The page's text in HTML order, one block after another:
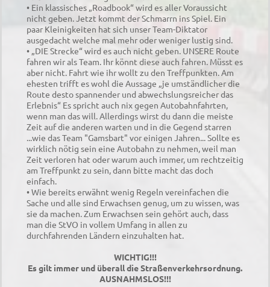
• Ein klassisches „Roadbook“ wird es aller Voraussicht
nicht geben. Jetzt kommt der Schmarrn ins Spiel. Ein
paar Kleinigkeiten hat sich unser Team-Diktator
ausgedacht welche mal mehr oder weniger lustig sind.
• „DIE Strecke“ wird es auch nicht geben. UNSERE Route
fahren wir als Team. Ihr könnt diese auch fahren. Müsst es
aber nicht. Fahrt wie ihr wollt zu den Treffpunkten. Am
ehesten trifft es wohl die Aussage „je umständlicher die
Route desto spannender und abwechslungsreicher das
Erlebnis“ Es spricht auch nix gegen Autobahnfahrten,
wenn man das will. Allerdings wirst du dann die meiste
Zeit auf die anderen warten und in die Gegend starren
...wie das Team "Gamsbart" vor einigen Jahren... Sollte es
wirklich nötig sein eine Autobahn zu nehmen, weil man
Zeit verloren hat oder warum auch immer, um rechtzeitig
am Treffpunkt zu sein, dann bitte macht das doch
einfach.
• Wie bereits erwähnt wenig Regeln vereinfachen die
Sache und alle sind Erwachsen genug, um zu wissen, was
sie da machen. Zum Erwachsen sein gehört auch, dass
man die StVO in vollem Umfang in allen zu
durchfahrenden Ländern einzuhalten hat.
WICHTIG!!!
Es gilt immer und überall die Straßenverkehrsordnung.
AUSNAHMSLOS!!!